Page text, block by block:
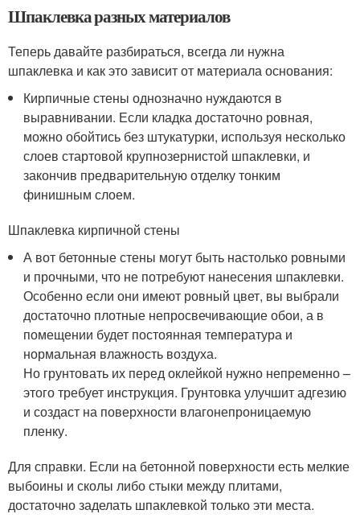
Шпаклевка разных материалов
Теперь давайте разбираться, всегда ли нужна
шпаклевка и как это зависит от материала основания:
Кирпичные стены однозначно нуждаются в
выравнивании. Если кладка достаточно ровная,
можно обойтись без штукатурки, используя несколько
слоев стартовой крупнозернистой шпаклевки, и
закончив предварительную отделку тонким
финишным слоем.
Шпаклевка кирпичной стены
А вот бетонные стены могут быть настолько ровными
и прочными, что не потребуют нанесения шпаклевки.
Особенно если они имеют ровный цвет, вы выбрали
достаточно плотные непросвечивающие обои, а в
помещении будет постоянная температура и
нормальная влажность воздуха.
Но грунтовать их перед оклейкой нужно непременно –
этого требует инструкция. Грунтовка улучшит адгезию
и создаст на поверхности влагонепроницаемую
пленку.
Для справки. Если на бетонной поверхности есть мелкие
выбоины и сколы либо стыки между плитами,
достаточно заделать шпаклевкой только эти места.